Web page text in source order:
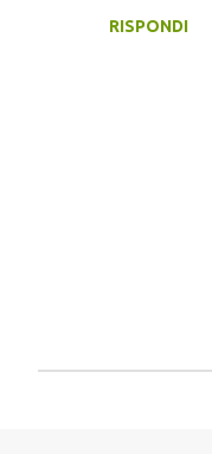
RISPONDI